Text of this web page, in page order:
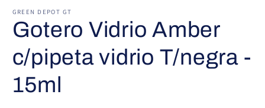
GREEN DEPOT GT
Gotero Vidrio Amber
c/pipeta vidrio T/negra -
15ml